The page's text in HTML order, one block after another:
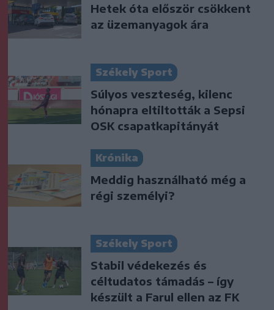
Hetek óta először csökkent
az üzemanyagok ára
Székely Sport
Súlyos veszteség, kilenc
hónapra eltiltották a Sepsi
OSK csapatkapitányát
Krónika
Meddig használható még a
régi személyi?
Székely Sport
Stabil védekezés és
céltudatos támadás – így
készült a Farul ellen az FK